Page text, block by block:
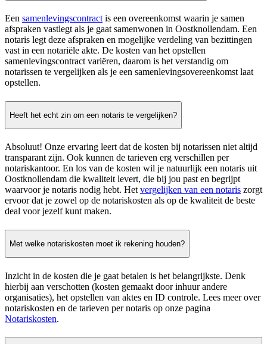
Een samenlevingscontract is een overeenkomst waarin je samen
afspraken vastlegt als je gaat samenwonen in Oostknollendam. Een
notaris legt deze afspraken en mogelijke verdeling van bezittingen
vast in een notariële akte. De kosten van het opstellen
samenlevingscontract variëren, daarom is het verstandig om
notarissen te vergelijken als je een samenlevingsovereenkomst laat
opstellen.
Heeft het echt zin om een notaris te vergelijken?
Absoluut! Onze ervaring leert dat de kosten bij notarissen niet altijd
transparant zijn. Ook kunnen de tarieven erg verschillen per
notariskantoor. En los van de kosten wil je natuurlijk een notaris uit
Oostknollendam die kwaliteit levert, die bij jou past en begrijpt
waarvoor je notaris nodig hebt. Hetvergelijken van een notaris zorgt
ervoor dat je zowel op de notariskosten als op de kwaliteit de beste
deal voor jezelf kunt maken.
Met welke notariskosten moet ik rekening houden?
Inzicht in de kosten die je gaat betalen is het belangrijkste. Denk
hierbij aan verschotten (kosten gemaakt door inhuur andere
organisaties), het opstellen van aktes en ID controle. Lees meer over
notariskosten en de tarieven per notaris op onze pagina
Notariskosten.